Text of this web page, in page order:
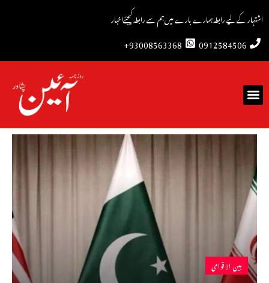
اشتہار کے لیے رابطہہمارے بارے میںہم سے رابطہ کیجئےاخبار
0912584506
93008563368+
بین الاقوامی